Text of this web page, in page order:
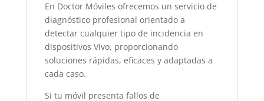
En Doctor Móviles ofrecemos un servicio de
diagnóstico profesional orientado a
detectar cualquier tipo de incidencia en
dispositivos Vivo, proporcionando
soluciones rápidas, eficaces y adaptadas a
cada caso.
Si tu móvil presenta fallos de